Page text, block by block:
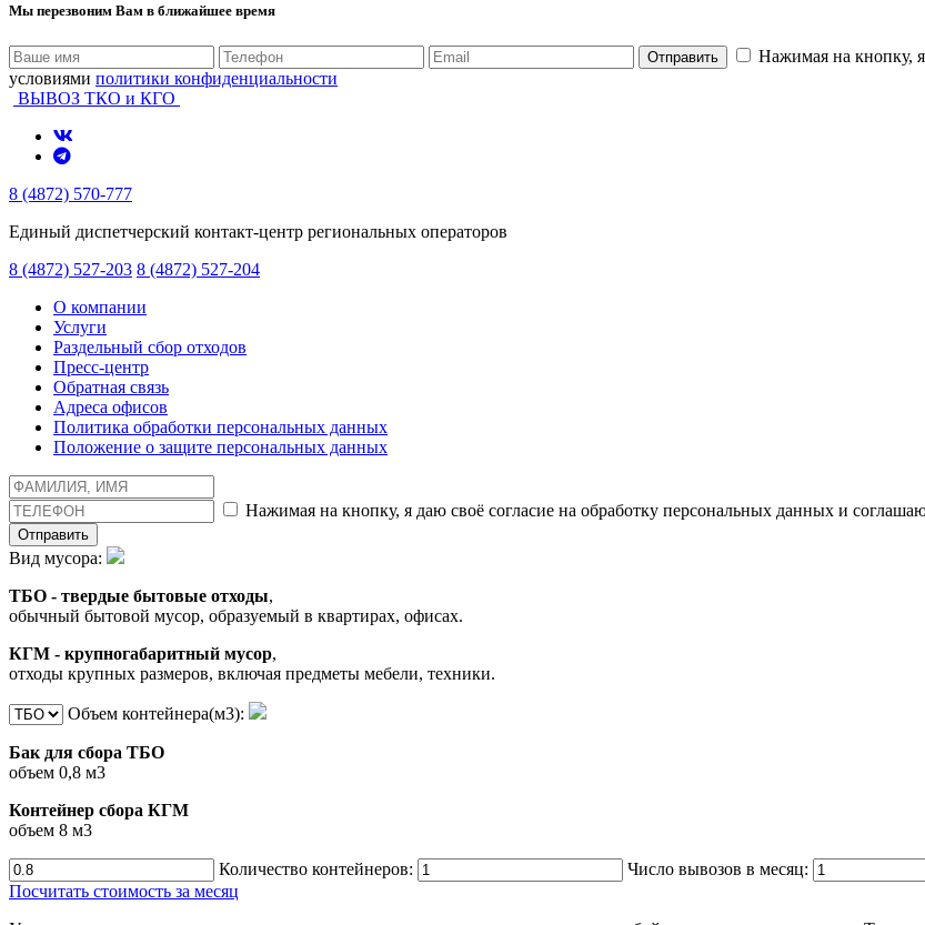
Мы перезвоним Вам в ближайшее время
Отправить
Нажимая на кнопку,
условиями политики конфиденциальности
ВЫВОЗ ТКО и КГО
8 (4872) 570-777
Единый диспетчерский контакт-центр региональных операторов
8 (4872) 527-203 8 (4872) 527-204
О компании
Услуги
Раздельный сбор отходов
Пресс-центр
Обратная связь
Адреса офисов
Политика обработки персональных данных
Положение о защите персональных данных
Нажимая на кнопку, я даю своё согласие на обработку персональных данных и
Отправить
Вид мусора:
ТБО - твердые бытовые отходы,
обычный бытовой мусор, образуемый в квартирах, офисах.
КГМ - крупногабаритный мусор,
отходы крупных размеров, включая предметы мебели, техники.
Объем контейнера(м3):
Бак для сбора ТБО
объем 0,8 м3
Контейнер сбора КГМ
объем 8 м3
Количество контейнеров: Число вывозов в месяц:
Посчитать стоимость за месяц